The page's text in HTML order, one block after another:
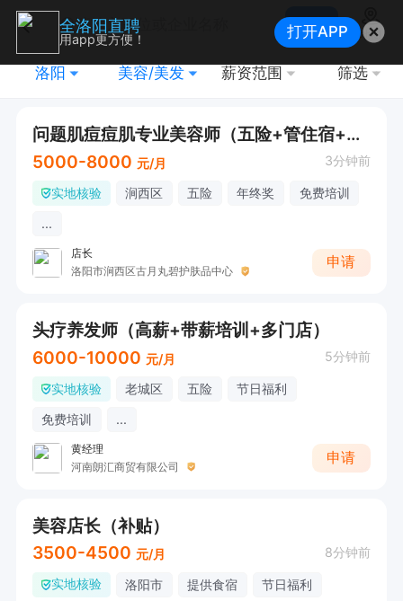
搜索
地图
洛阳 美容/美发 薪资范围 筛选
问题肌痘痘肌专业美容师（五险+管住宿+各类奖金+保底5000+）
5000-8000 元/月 3分钟前
实地核验 涧西区 五险 年终奖
免费培训
...
店长
洛阳市涧西区古月丸碧护肤品中心
申请
头疗养发师（高薪+带薪培训+多门店）
6000-10000 元/月 5分钟前
实地核验 老城区 五险
节日福利
免费培训
...
黄经理
河南朗汇商贸有限公司
申请
美容店长（补贴）
3500-4500 元/月 8分钟前
实地核验 洛阳市 提供食宿
节日福利
全洛阳直聘
用app更方便！ 打开APP